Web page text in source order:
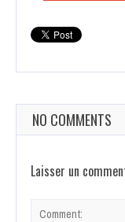
NO COMMENTS
Laisser un